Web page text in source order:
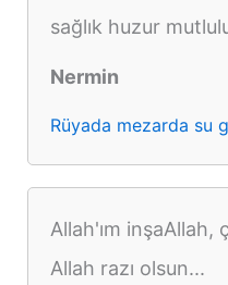
sağlık huzur
Nermin
Rüyada mezarda su
Allah'ım
Allah razı olsun...